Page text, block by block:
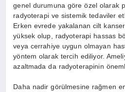
genel durumuna göre özel olarak
radyoterapi ve sistemik tedaviler
Erken evrede yakalanan cilt
yüksek olup, radyoterapi hassas
veya cerrahiye uygun olmayan
yöntem olarak tercih ediliyor.
azaltmada da radyoterapinin
Daha nadir görülmesine rağmen